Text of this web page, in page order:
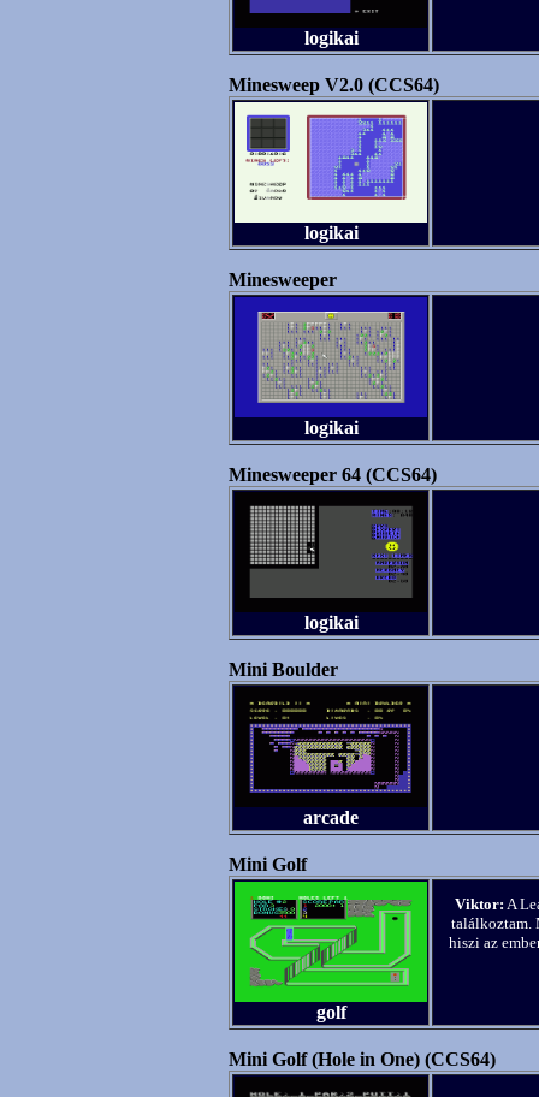
logikai
Minesweep V2.0 (CCS64)
logikai
Minesweeper
logikai
Minesweeper 64 (CCS64)
logikai
Mini Boulder
arcade
Mini Golf
golf
Viktor: A
találkoztam.
hiszi az
Mini Golf (Hole in One) (CCS64)